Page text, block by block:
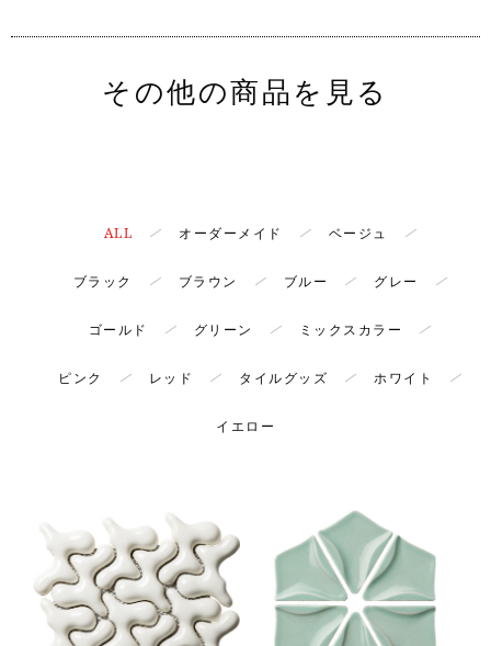
その他の商品を見る
ALL オーダーメイド ベージュ
ブラック ブラウン ブルー グレー
ゴールド グリーン ミックスカラー
ピンク レッド タイルグッズ ホワイト
イエロー